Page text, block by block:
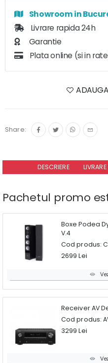
Showroom in
Livrare rapida 24h
Garantie
Plata online (si in
Share:
DESCRIERE
Pachetul promo
Boxe Podea
V.4
Cod produs:
2699 Lei
Receiver AV
Cod produs:
3299 Lei